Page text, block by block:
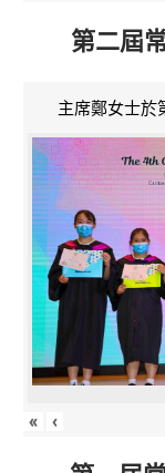
第二屆
主席鄭女士於
« ‹